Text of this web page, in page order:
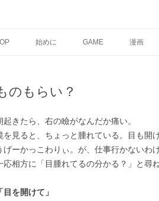
始めに GAME 漫画
のもらい？
起きたら、右の瞼がなんだか痛い。
を見ると、ちょっと腫れている。目も開け
げーかっこわりぃ。が、仕事行かないわ
応相方に「目腫れてるの分かる？」と尋
「目を開けて」